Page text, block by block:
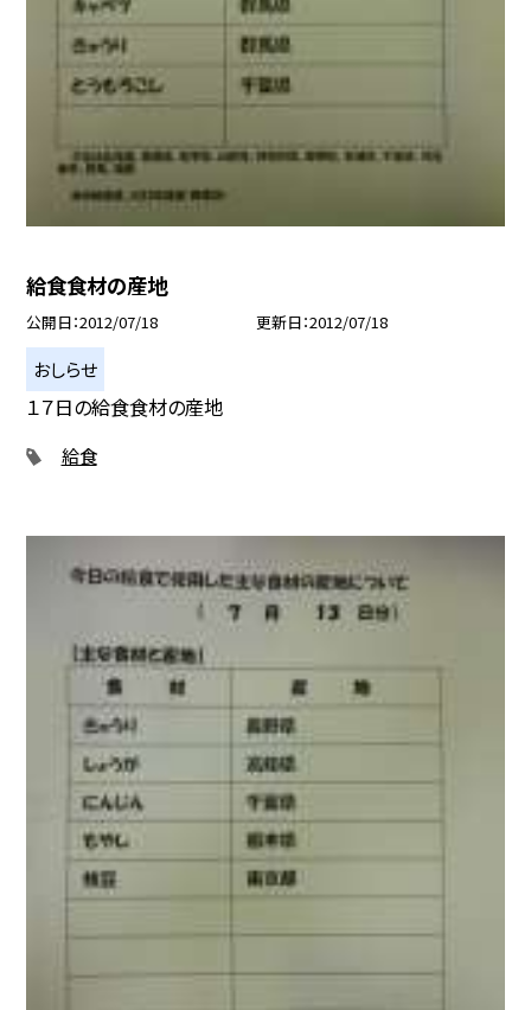
給食食材の産地
公開日 2012/07/18 更新日 2012/07/18
おしらせ
１７日の給食食材の産地
給食